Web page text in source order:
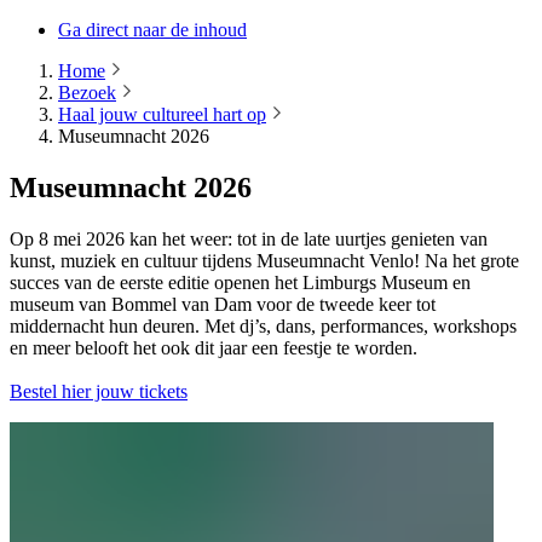
Ga direct naar de inhoud
Home
Bezoek
Haal jouw cultureel hart op
Museumnacht 2026
Museumnacht 2026
Op 8 mei 2026 kan het weer: tot in de late uurtjes genieten van
kunst, muziek en cultuur tijdens Museumnacht Venlo! Na het grote
succes van de eerste editie openen het Limburgs Museum en
museum van Bommel van Dam voor de tweede keer tot
middernacht hun deuren. Met dj’s, dans, performances, workshops
en meer belooft het ook dit jaar een feestje te worden.
Bestel hier jouw tickets